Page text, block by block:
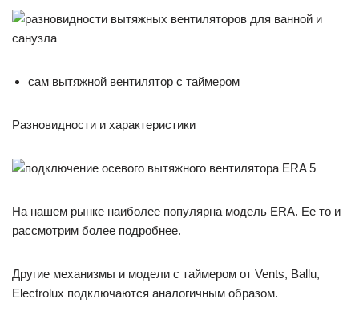
сам вытяжной вентилятор с таймером
Разновидности и характеристики
На нашем рынке наиболее популярна модель ERA. Ее то и
рассмотрим более подробнее.
Другие механизмы и модели с таймером от Vents, Ballu,
Electrolux подключаются аналогичным образом.